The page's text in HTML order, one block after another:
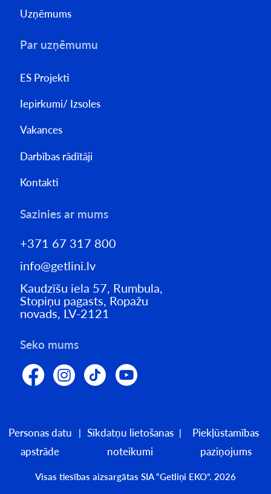
Uzņēmums
Par uzņēmumu
ES Projekti
Iepirkumi/ Izsoles
Vakances
Darbības rādītāji
Kontakti
Sazinies ar mums
+371 67 317 800
info@getlini.lv
Kaudzīšu iela 57, Rumbula,
Stopiņu pagasts, Ropažu
novads, LV-2121
Seko mums
Personas datu
apstrāde
Sīkdatņu lietošanas
noteikumi
Piekļūstamības
paziņojums
Visas tiesības aizsargātas SIA “Getliņi EKO”. 2026